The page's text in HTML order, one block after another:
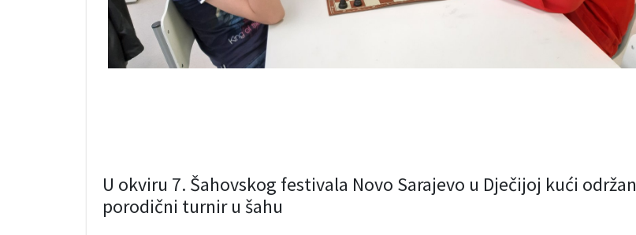
U okviru 7. Šahovskog festivala Novo Sarajevo u Dječijoj kući održan
porodični turnir u šahu